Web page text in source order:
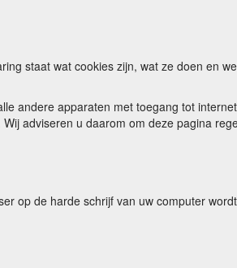
staat wat cookies zijn, wat ze doen en
andere apparaten met toegang tot
adviseren u daarom om deze pagina
op de harde schrijf van uw computer